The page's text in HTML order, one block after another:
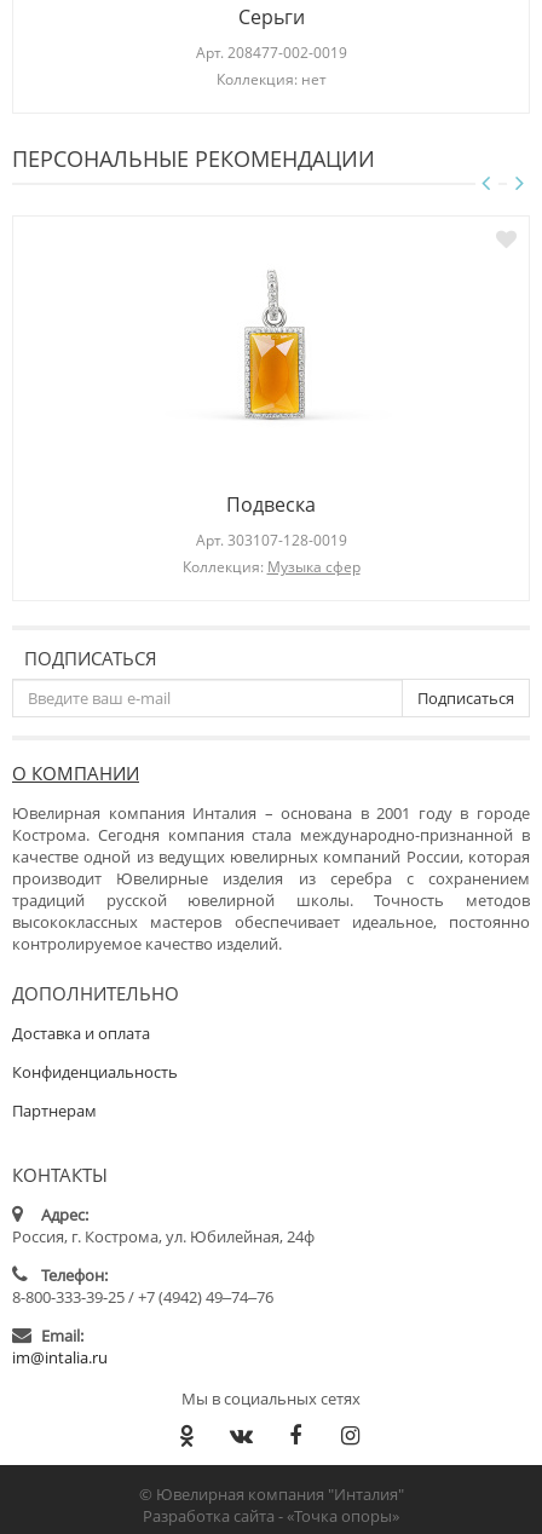
Серьги
Арт. 208477-002-0019
Коллекция: нет
ПЕРСОНАЛЬНЫЕ РЕКОМЕНДАЦИИ
Подвеска
Арт. 303107-128-0019
Коллекция: Музыка сфер
ПОДПИСАТЬСЯ
Подписаться
О КОМПАНИИ
Ювелирная компания Инталия – основана в 2001 году в городе
Кострома. Сегодня компания стала международно-признанной в
качестве одной из ведущих ювелирных компаний России, которая
производит Ювелирные изделия из серебра с сохранением
традиций русской ювелирной школы. Точность методов
высококлассных мастеров обеспечивает идеальное, постоянно
контролируемое качество изделий.
ДОПОЛНИТЕЛЬНО
Доставка и оплата
Конфиденциальность
Партнерам
КОНТАКТЫ
Адрес:
Россия, г. Кострома, ул. Юбилейная, 24ф
Телефон:
8-800-333-39-25 / +7 (4942) 49‒74‒76
Email:
im@intalia.ru
Мы в социальных сетях
© Ювелирная компания "Инталия"
Разработка сайта -«Точка опоры»